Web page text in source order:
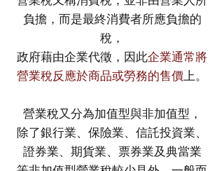
負擔，而是最終消費者所應負擔的
稅，
政府藉由企業代徵，因此企業通常將
營業稅反應於商品或勞務的售價上。
營業稅又分為加值型與非加值型，
除了銀行業、保險業、信託投資業、
證券業、期貨業、票券業及典當業